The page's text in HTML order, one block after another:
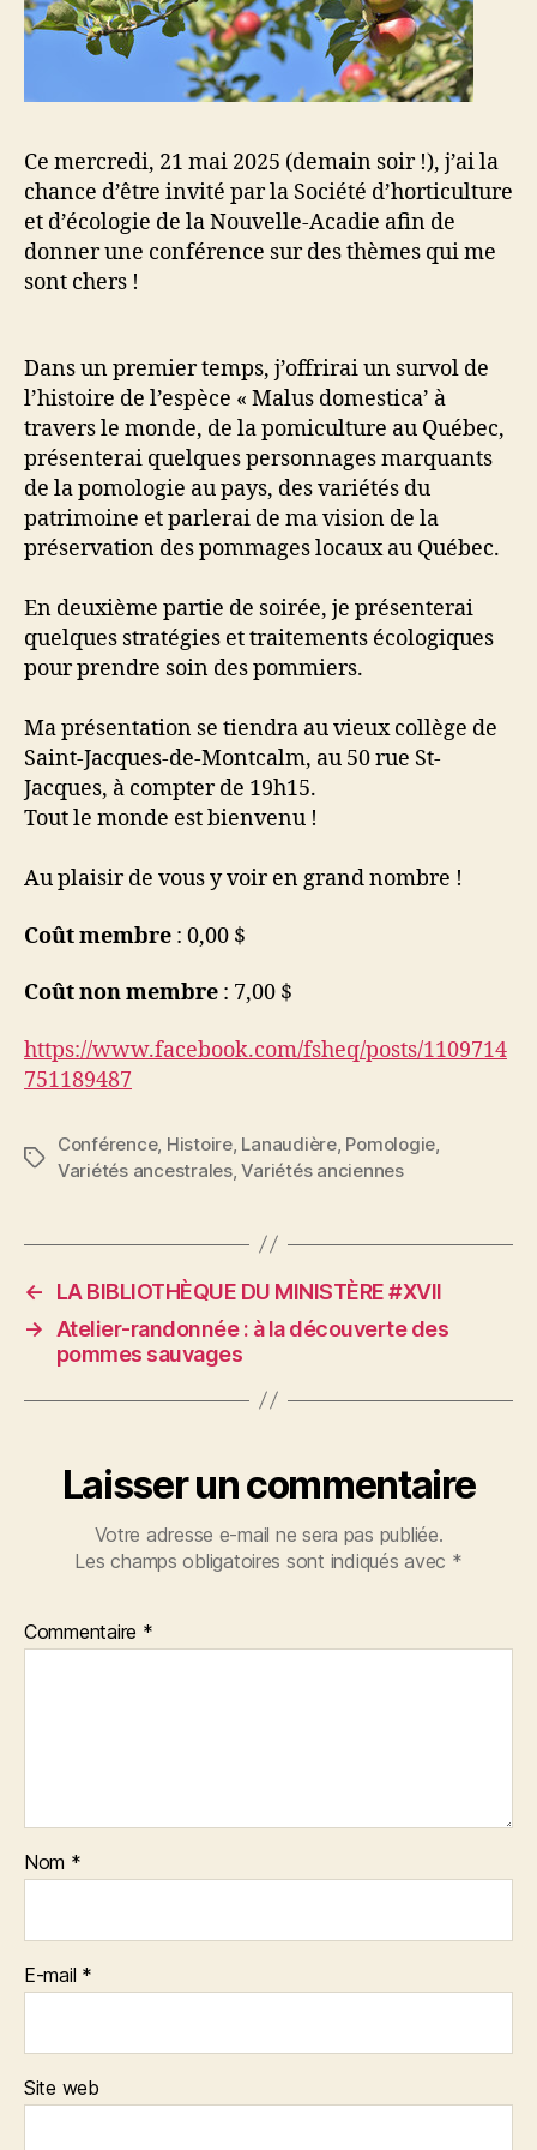
Ce mercredi, 21 mai 2025 (demain soir !), j’ai la
chance d’être invité par la Société d’horticulture
et d’écologie de la Nouvelle-Acadie afin de
donner une conférence sur des thèmes qui me
sont chers !
Dans un premier temps, j’offrirai un survol de
l’histoire de l’espèce « Malus domestica’ à
travers le monde, de la pomiculture au Québec,
présenterai quelques personnages marquants
de la pomologie au pays, des variétés du
patrimoine et parlerai de ma vision de la
préservation des pommages locaux au Québec.
En deuxième partie de soirée, je présenterai
quelques stratégies et traitements écologiques
pour prendre soin des pommiers.
Ma présentation se tiendra au vieux collège de
Saint-Jacques-de-Montcalm, au 50 rue St-
Jacques, à compter de 19h15.
Tout le monde est bienvenu !
Au plaisir de vous y voir en grand nombre !
Coût membre : 0,00 $
Coût non membre : 7,00 $
https://www.facebook.com/fsheq/posts/1109714
751189487
Étiquettes
Conférence, Histoire, Lanaudière, Pomologie
Variétés ancestrales,Variétés anciennes
←
LA BIBLIOTHÈQUE DU MINISTÈRE #XVII
→
Atelier-randonnée : à la découverte des
pommes sauvages
Laisser un commentaire
Votre adresse e-mail ne sera pas publiée.
Les champs obligatoires sont indiqués avec *
Commentaire *
Nom *
E-mail *
Site web